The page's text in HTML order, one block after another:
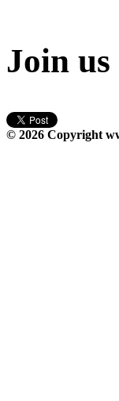
Join us
© 2026 Copyright